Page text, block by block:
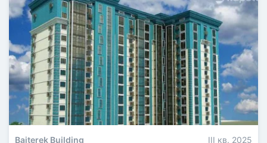
Baiterek Building
III кв. 2025